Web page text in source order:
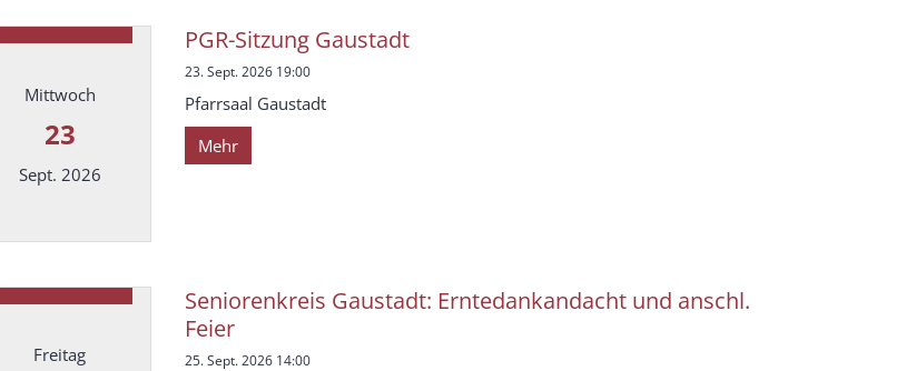
Mittwoch
23
Sept. 2026
PGR-Sitzung Gaustadt
23. Sept. 2026 19:00
Pfarrsaal Gaustadt
Mehr
Freitag
Seniorenkreis Gaustadt: Erntedankandacht und anschl.
Feier
25. Sept. 2026 14:00